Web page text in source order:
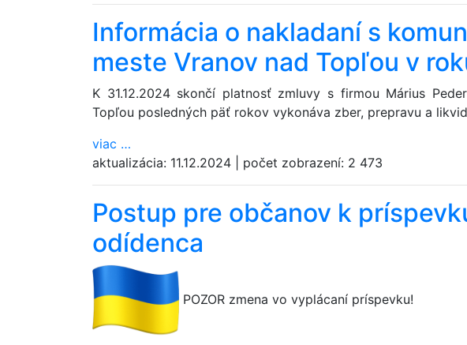
Informácia o nakladaní s
meste Vranov nad Topľou v
K 31.12.2024 skončí platnosť zmluvy s firmou Márius
Topľou posledných päť rokov vykonáva zber, prepravu a
viac …
aktualizácia: 11.12.2024 počet zobrazení: 2 473
Postup pre občanov k
odídenca
POZOR zmena vo vyplácaní príspevku!